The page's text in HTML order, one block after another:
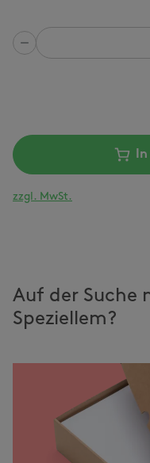
Anzahl
zzgl. MwSt.
Auf der Suche
Speziellem?